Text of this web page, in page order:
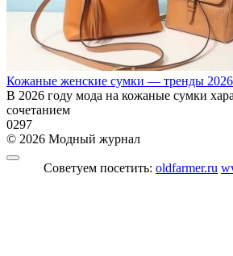
Кожаные женские сумки — тренды 2026
В 2026 году мода на кожаные сумки
сочетанием
0297
© 2026 Модный журнал
Советуем посетить: oldfarmer.ru